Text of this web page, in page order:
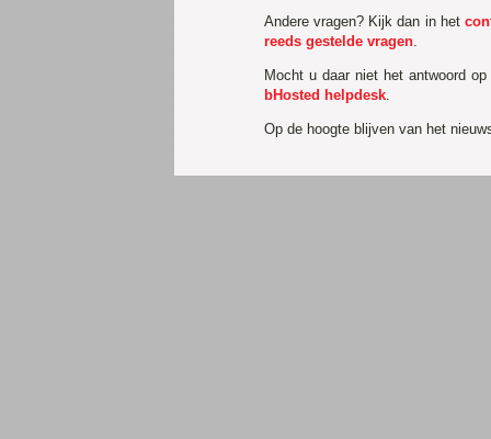
Andere vragen? Kijk dan in het
reeds gestelde vragen
Mocht u daar niet het antwoord
bHosted helpdesk
Op de hoogte blijven van het